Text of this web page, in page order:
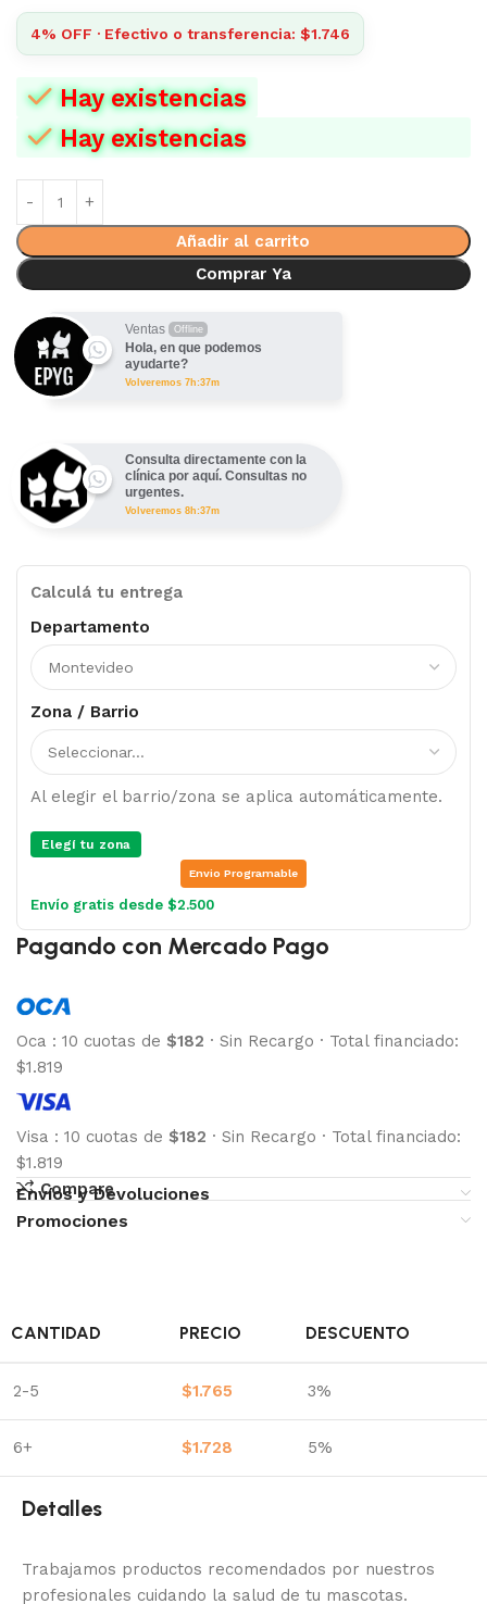
4% OFF · Efectivo o transferencia: $1.746
Hay existencias
Hay existencias
Añadir al carrito
Comprar Ya
Ventas Offline
Hola, en que podemos
ayudarte?
Volveremos 7h:37m
Consulta directamente con la
clínica por aquí. Consultas no
urgentes.
Volveremos 8h:37m
Calculá tu entrega
Departamento
Zona / Barrio
Al elegir el barrio/zona se aplica automáticamente.
Elegí tu zona
Envio Programable
Envío gratis desde $2.500
Pagando con Mercado Pago
Oca : 10 cuotas de $182 · Sin Recargo · Total financiado:
$1.819
Visa : 10 cuotas de $182 · Sin Recargo · Total financiado:
$1.819
Compare
Envíos y Devoluciones
Promociones
CANTIDAD PRECIO DESCUENTO
2-5 $1.765 3%
6+ $1.728 5%
Detalles
Trabajamos productos recomendados por nuestros
profesionales cuidando la salud de tu mascotas.